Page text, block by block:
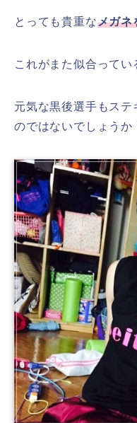
とっても貴重なメガネ
これがまた似合ってい
元気な黒後選手もステ
のではないでしょうか